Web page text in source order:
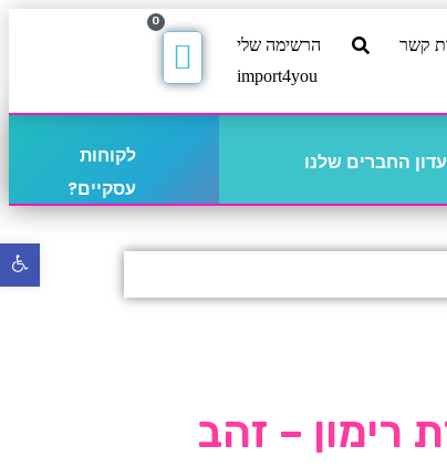
קשר
הרשימה שלי
import4you
0
החברים שלנו
לקוחות
עסקיים?
רימון – זהב
פתח